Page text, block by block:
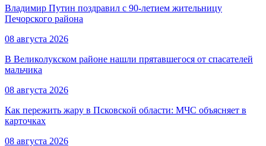
Владимир Путин поздравил с 90-летием жительницу
Печорского района
08 августа 2026
В Великолукском районе нашли прятавшегося от спасателей
мальчика
08 августа 2026
Как пережить жару в Псковской области: МЧС объясняет в
карточках
08 августа 2026